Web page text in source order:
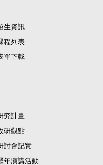
生資訊
程列表
單下載
究計畫
研觀點
討會記實
年演講活動